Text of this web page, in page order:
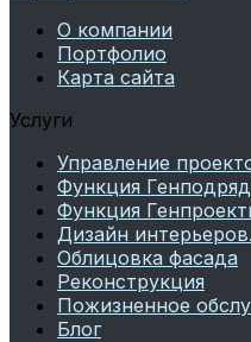
О компании
Портфолио
Карта сайта
Услуги
Управление
Функция
Функция
Дизайн
Облицовка фасада
Реконструкция
Пожизненное
Блог